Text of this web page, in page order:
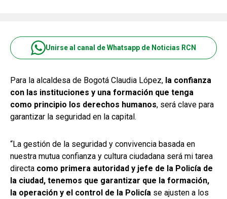
Unirse al canal de Whatsapp de Noticias RCN
Para la alcaldesa de Bogotá Claudia López, la confianza
con las instituciones y una formación que tenga
como principio los derechos humanos, será clave para
garantizar la seguridad en la capital.
“La gestión de la seguridad y convivencia basada en
nuestra mutua confianza y cultura ciudadana será mi tarea
directa como primera autoridad y jefe de la Policía de
la ciudad, tenemos que garantizar que la formación,
la operación y el control de la Policía se ajusten a los